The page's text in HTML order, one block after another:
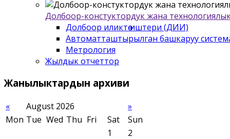
Долбоор-констуктордук жана
Долбоор иликтѳѳ иштери (ДИИ)
Автоматташтырылган башкаруу
Метрология
Жылдык отчеттор
Жанылыктардын архиви
« August 2026
»
Mon Tue Wed Thu Fri Sat
Sun
1
2